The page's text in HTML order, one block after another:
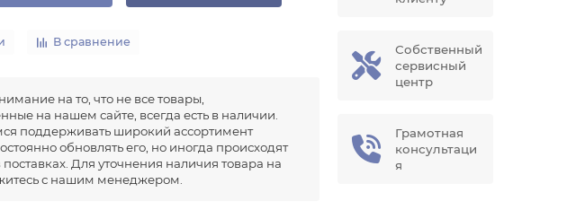
В сравнение
на то, что не все товары,
на нашем сайте, всегда есть в наличии.
поддерживать широкий ассортимент
обновлять его, но иногда происходят
Для уточнения наличия товара на
с нашим менеджером.
Собственный
сервисный
центр
Грамотная
консультаци
я